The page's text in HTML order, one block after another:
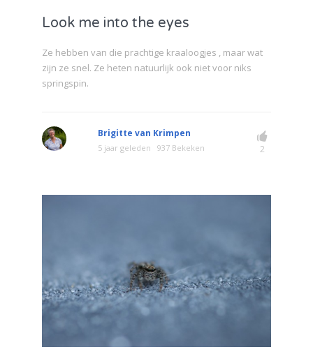
Look me into the eyes
Ze hebben van die prachtige kraaloogjes , maar wat
zijn ze snel. Ze heten natuurlijk ook niet voor niks
springspin.
Brigitte van Krimpen
5 jaar geleden 937 Bekeken 2